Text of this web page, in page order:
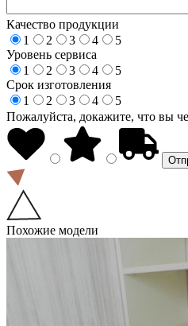
Качество продукции
1
2 3 4
5
Уровень сервиса
1
2 3 4
5
Срок изготовления
1
2 3 4
5
Пожалуйста, докажите, что вы
Похожие модели